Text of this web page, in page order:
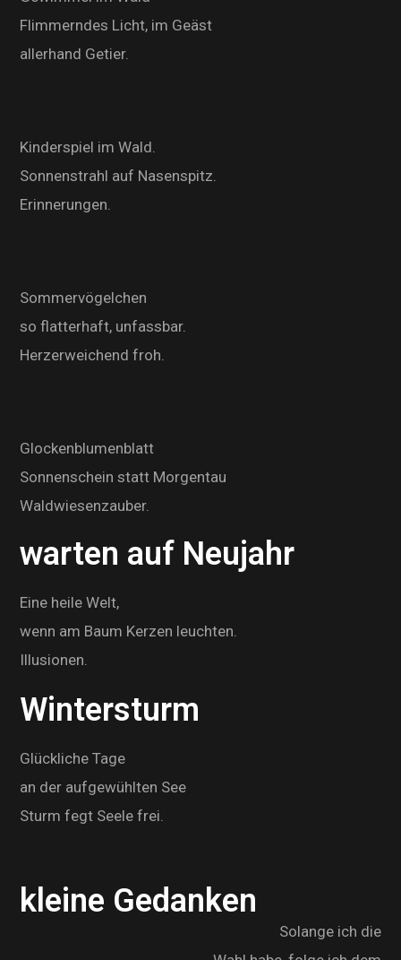
Flimmerndes Licht, im Geäst
allerhand Getier.
Kinderspiel im Wald.
Sonnenstrahl auf Nasenspitz.
Erinnerungen.
Sommervögelchen
so flatterhaft, unfassbar.
Herzerweichend froh.
Glockenblumenblatt
Sonnenschein statt Morgentau
Waldwiesenzauber.
warten auf Neujahr
Eine heile Welt,
wenn am Baum Kerzen leuchten.
Illusionen.
Wintersturm
Glückliche Tage
an der aufgewühlten See
Sturm fegt Seele frei.
kleine Gedanken
Solange ich die